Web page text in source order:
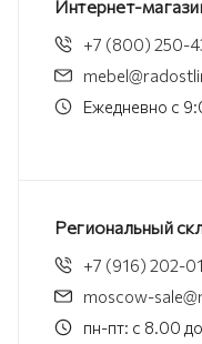
Интернет-
+7 (800) 250-
Ежедневно с
Региональный
+7 (916) 202-
moscow-
пн-пт: с 8.00